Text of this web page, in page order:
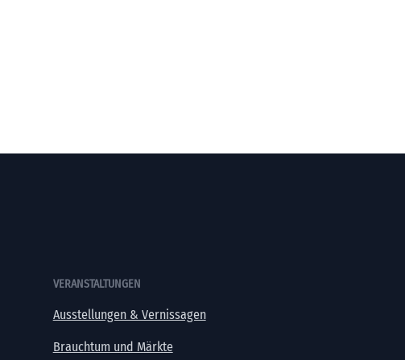
VERANSTALTUNGEN
Ausstellungen & Vernissagen
Brauchtum und Märkte